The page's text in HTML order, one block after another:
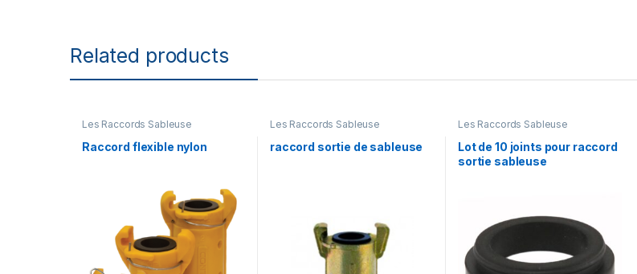
Related products
Les Raccords Sableuse
Raccord flexible nylon
Les Raccords Sableuse
raccord sortie de sableuse
Les Raccords Sableuse
Lot de 10 joints pour raccord
sortie sableuse